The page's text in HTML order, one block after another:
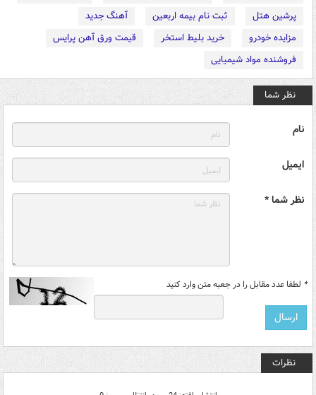
پرشین هتل
ثبت نام بیمه اربعین
آهنگ جدید
مزایده خودرو
خرید بلیط استخر
قیمت ورق آهن پرایس
فروشنده مواد شیمیایی
نظر شما
نام
ایمیل
نظر شما *
* لطفا عدد مقابل را در جعبه متن وارد کنید
نظرات